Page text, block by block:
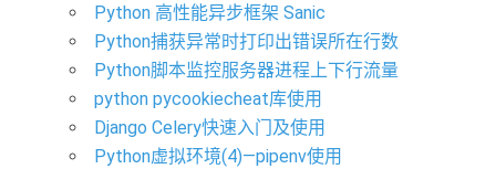
Python 高性能异步框架 Sanic
Python捕获异常时打印出错误所在行数
Python脚本监控服务器进程上下行流量
python pycookiecheat库使用
Django Celery快速入门及使用
Python虚拟环境(4)—pipenv使用